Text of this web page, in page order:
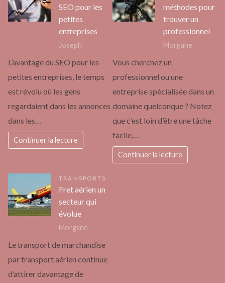
SEO pour les
petites
entreprises
Joseph
L’avantage du SEO pour les
petites entreprises, le temps
est révolu où les gens
regardaient dans les annonces
dans les…
Continuer la lecture
méthodes pour
trouver un
professionnel
Morgane
Vous cherchez un
professionnel ou une
entreprise spécialisée dans un
domaine quelconque ? Notez
que c’est loin d’être une tâche
facile.…
Continuer la lecture
TRANSPORTS
Fret aérien un
secteur qui
évolue
Morgane
Le transport de marchandise
par transport aérien continue
d’attirer davantage de